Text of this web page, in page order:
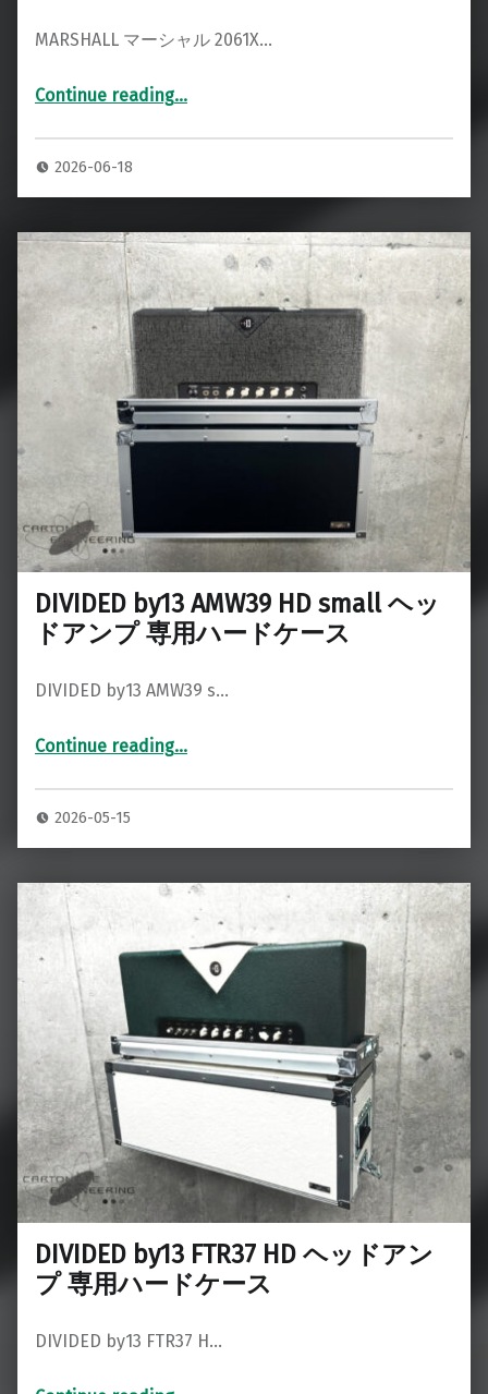
MARSHALL マーシャル 2061X…
Continue reading“MARSHALL 2061X HEAD ヘッドアンプ 専用ハードケース”
…
2026-06-18
DIVIDED by13 AMW39 HD small ヘッ
ドアンプ 専用ハードケース
DIVIDED by13 AMW39 s…
Continue reading“DIVIDED by13 AMW39 HD small ヘッドアンプ 専用ハードケース”
…
2026-05-15
DIVIDED by13 FTR37 HD ヘッドアン
プ 専用ハードケース
DIVIDED by13 FTR37 H…